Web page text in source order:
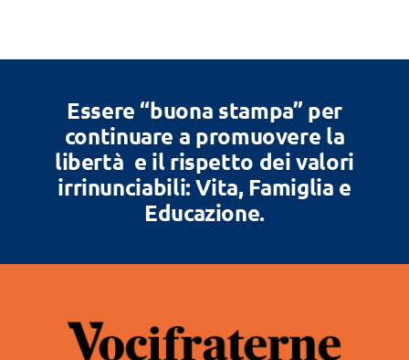
Essere “buona stampa” per
continuare a promuovere la
libertà e il rispetto dei valori
irrinunciabili: Vita, Famiglia e
Educazione.